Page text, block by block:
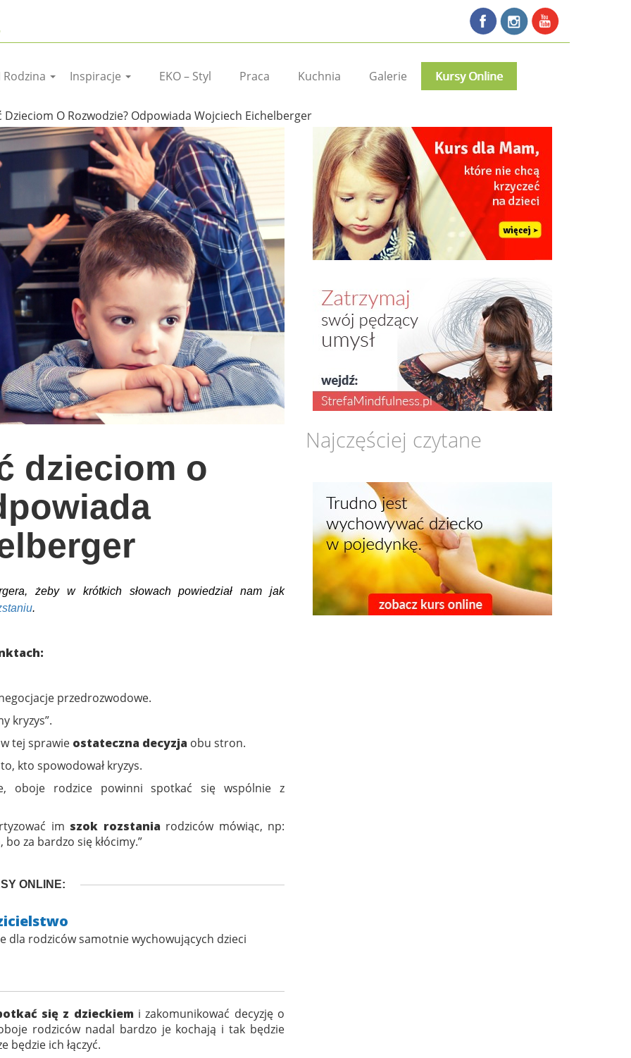
Rodzina Inspiracje EKO – Styl Praca Kuchnia Galerie Kursy Online
Dzieciom O Rozwodzie? Odpowiada Wojciech Eichelberger
dzieciom o
żeby w krótkich słowach powiedział nam jak
.
przedrozwodowe.
kryzys”.
tej sprawie ostateczna decyzja obu stron.
kto spowodował kryzys.
oboje rodzice powinni spotkać się wspólnie z
im szok rozstania rodziców mówiąc, np:
za bardzo się kłócimy.”
ONLINE:
dla rodziców samotnie wychowujących dzieci
się z dzieckiem i zakomunikować decyzję o
rodziców nadal bardzo je kochają i tak będzie
będzie ich łączyć.
Najczęściej czytane